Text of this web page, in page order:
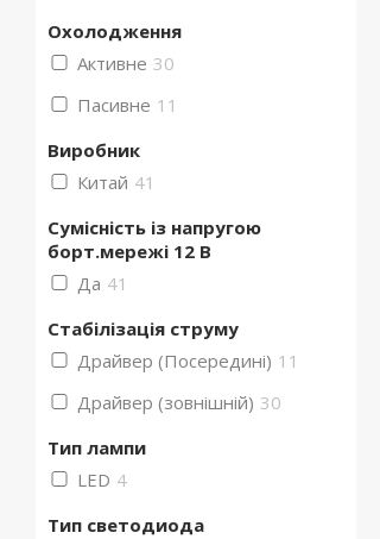
Охолодження
Активне 30
Пасивне 11
Виробник
Китай 41
Сумісність із напругою
борт.мережі 12 В
Да 41
Стабілізація струму
Драйвер (Посередині) 11
Драйвер (зовнішній) 30
Тип лампи
LED 4
Тип светодиода